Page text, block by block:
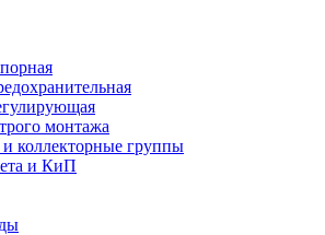
монтажа
коллекторные группы
и КиП